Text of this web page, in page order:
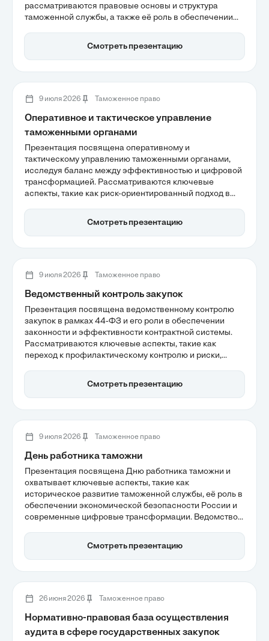
рассматриваются правовые основы и структура
таможенной службы, а также её роль в обеспечении
внимание уделяется перспективам цифровизации
таможенного администрирования к 2026 году и
Смотреть презентацию
9 июля 2026 Таможенное право
Оперативное и тактическое управление
таможенными органами
Презентация посвящена оперативному и
тактическому управлению таможенными органами,
исследуя баланс между эффективностью и цифровой
трансформацией. Рассматриваются ключевые
аспекты, такие как риск-ориентированный подход в
позволяют существенно повысить качество
таможенного администрирования. Также
Смотреть презентацию
9 июля 2026 Таможенное право
Ведомственный контроль закупок
Презентация посвящена ведомственному контролю
закупок в рамках 44-ФЗ и его роли в обеспечении
законности и эффективности контрактной системы.
Рассматриваются ключевые аспекты, такие как
переход к профилактическому контролю и риски,
обсуждается важность цифровизации и
автоматизации процессов, что позволяет значительно
Смотреть презентацию
9 июля 2026 Таможенное право
День работника таможни
Презентация посвящена Дню работника таможни и
охватывает ключевые аспекты, такие как
историческое развитие таможенной службы, её роль в
обеспечении экономической безопасности России и
современные цифровые трансформации. Ведомство,
традиционного контроля к внедрению высоких
технологий, что значительно ускоряет процессы
операций.
Смотреть презентацию
26 июня 2026 Таможенное право
Нормативно-правовая база осуществления
аудита в сфере государственных закупок